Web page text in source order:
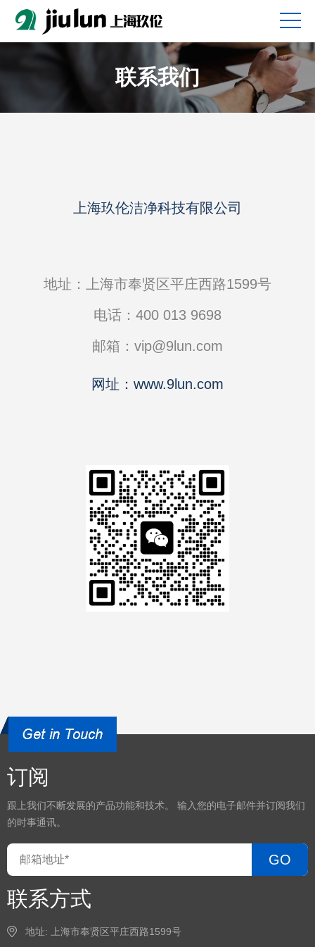
联系我们
上海玖伦洁净科技有限公司
地址：上海市奉贤区平庄西路1599号
电话：400 013 9698
邮箱：vip@9lun.com
网址：www.9lun.com
订阅
跟上我们不断发展的产品功能和技术。 输入您的电子邮件并订阅我们
的时事通讯。
GO
联系方式
地址: 上海市奉贤区平庄西路1599号